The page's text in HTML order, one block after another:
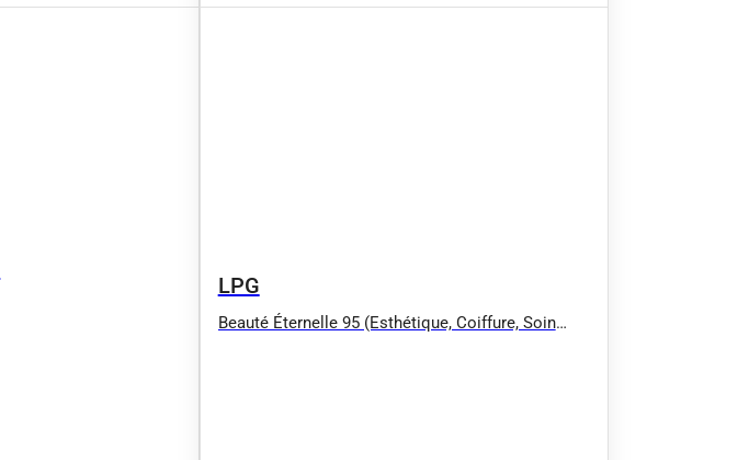
LPG
Beauté Éternelle 95 (Esthétique, Coiffure, Soin